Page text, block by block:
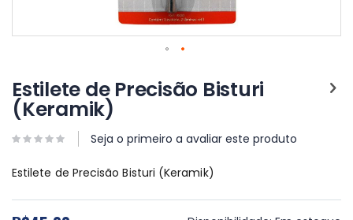
para
o
início
da
Galeria
imagens
Estilete de Precisão Bisturi
(Keramik)
Seja o primeiro a avaliar este produto
Estilete de Precisão Bisturi (Keramik)